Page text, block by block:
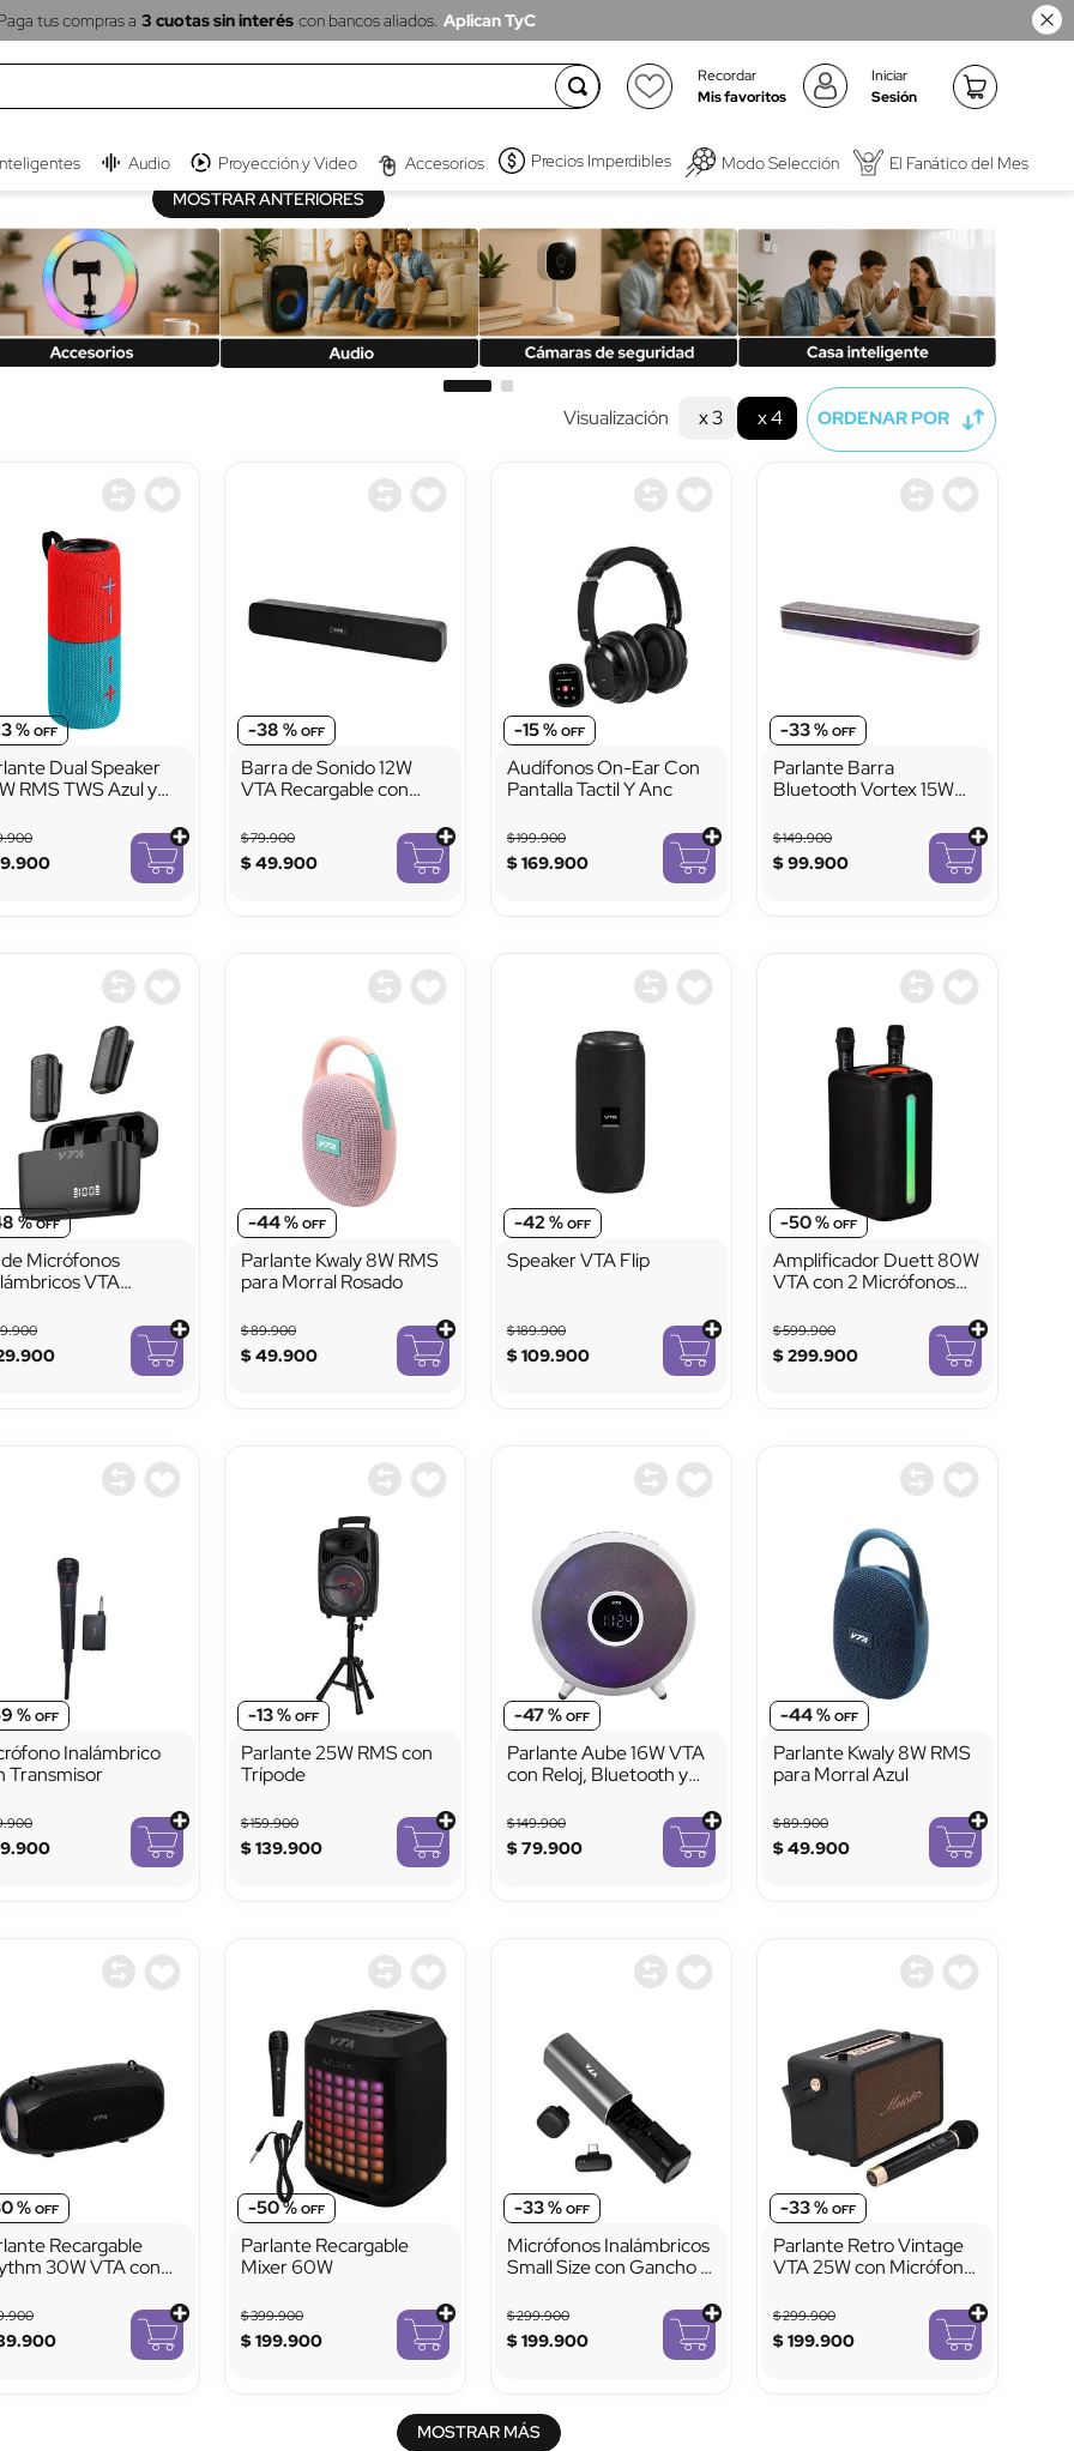
tus compras a 3 cuotas sin interés con bancos aliados. Aplican TyC
Recordar
Mis favoritos
Iniciar
Sesión
Audio Proyección y Video Accesorios Precios Imperdibles Modo Selección El Fanático del Mes
MOSTRAR ANTERIORES
Visualización x 3 x 4 ORDENAR POR
%
Dual Speaker
RMS TWS Azul y
.900
.900
-38 %
Barra de Sonido 12W
VTA Recargable con
$79.900
$49.900
-15 %
Audífonos On-Ear Con
Pantalla Tactil Y Anc
$199.900
$169.900
-33 %
Parlante Barra
Bluetooth Vortex 15W
USB
$149.900
$99.900
%
Micrófonos
VTA
.900
.900
-44 %
Parlante Kwaly 8W RMS
para Morral Rosado
$89.900
$49.900
-42 %
Speaker VTA Flip
$189.900
$109.900
-50 %
Amplificador Duett 80W
VTA con 2 Micrófonos
LED
$599.900
$299.900
%
Inalámbrico
Transmisor
.900
.900
-13 %
Parlante 25W RMS con
Trípode
$159.900
$139.900
-47 %
Parlante Aube 16W VTA
con Reloj, Bluetooth y
$149.900
$79.900
-44 %
Parlante Kwaly 8W RMS
para Morral Azul
$89.900
$49.900
%
Recargable
30W VTA con
FM
.900
.900
-50 %
Parlante Recargable
Mixer 60W
$399.900
$199.900
-33 %
Micrófonos Inalámbricos
Small Size con Gancho e
$299.900
$199.900
-33 %
Parlante Retro Vintage
VTA 25W con Micrófono
$299.900
$199.900
MOSTRAR MÁS